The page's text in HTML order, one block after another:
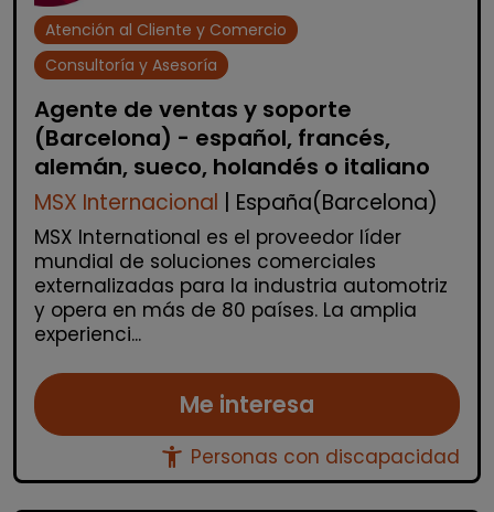
Atención al Cliente y Comercio
Consultoría y Asesoría
Agente de ventas y soporte
(Barcelona) - español, francés,
alemán, sueco, holandés o italiano
MSX Internacional | España(Barcelona)
MSX International es el proveedor líder
mundial de soluciones comerciales
externalizadas para la industria automotriz
y opera en más de 80 países. La amplia
experienci...
Me interesa
accessibility_new Personas con discapacidad